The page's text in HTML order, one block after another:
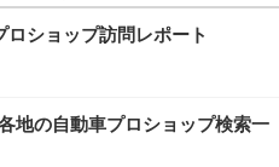
ショップ訪問レポート
の自動車プロショップ検索一